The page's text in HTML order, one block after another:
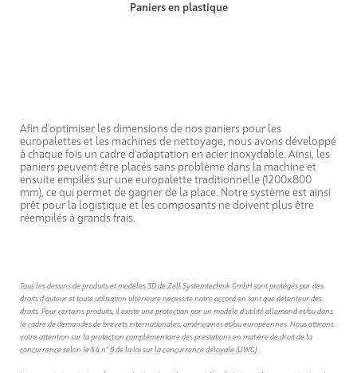
Paniers en plastique
Afin d'optimiser les dimensions de nos paniers pour les
europalettes et les machines de nettoyage, nous avons développé
à chaque fois un cadre d'adaptation en acier inoxydable. Ainsi, les
paniers peuvent être placés sans problème dans la machine et
ensuite empilés sur une europalette traditionnelle (1200x800
mm), ce qui permet de gagner de la place. Notre système est ainsi
prêt pour la logistique et les composants ne doivent plus être
réempilés à grands frais.
Tous les dessins de produits et modèles 3D de Zell Systemtechnik GmbH sont protégés par des
droits d'auteur et toute utilisation ultérieure nécessite notre accord en tant que détenteur des
droits. Pour certains produits, il existe une protection par un modèle d'utilité allemand et/ou dans
le cadre de demandes de brevets internationales, américaines et/ou européennes. Nous attirons
votre attention sur la protection complémentaire des prestations en matière de droit de la
concurrence selon le § 4 n° 9 de la loi sur la concurrence déloyale (UWG).